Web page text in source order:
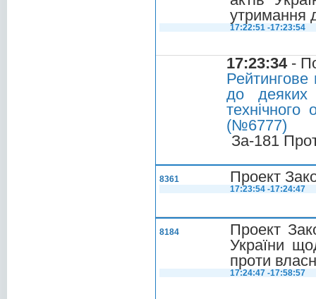
утримання
17:22:51 -17:23:54
17:23:34-
Рейтингове
до деяких
(№6777)
За-181
8361 Проект
17:23:54 -17:24:47
8184
Проект
України
проти
17:24:47 -17:58:57